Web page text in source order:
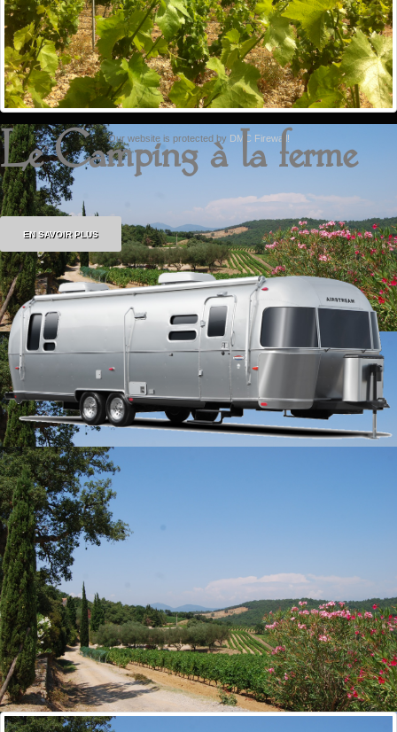
Le Camping à la ferme
EN SAVOIR PLUS
Copyright © 2026. Domaine de Jeanne. Designed by
Shape5.comJoomla Templates
Accueil
Mentions Légales
Our website is protected by DMC Firewall!